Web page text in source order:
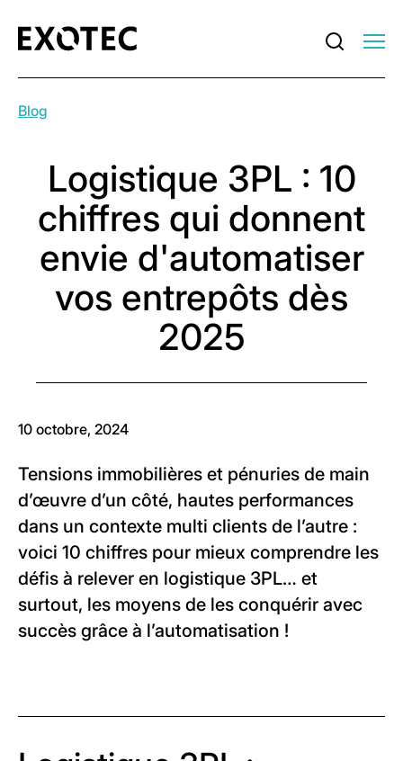
Blog
Logistique 3PL : 10
chiffres qui donnent
envie d'automatiser
vos entrepôts dès
2025
10 octobre, 2024
Tensions immobilières et pénuries de main
d’œuvre d’un côté, hautes performances
dans un contexte multi clients de l’autre :
voici 10 chiffres pour mieux comprendre les
défis à relever en logistique 3PL… et
surtout, les moyens de les conquérir avec
succès grâce à l’automatisation !